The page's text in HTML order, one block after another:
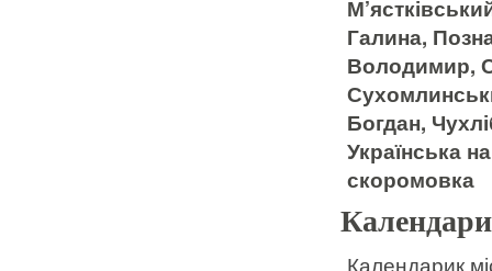
Галина,
Володимир,
Богдан,
Українська
скоромовка
Календарик